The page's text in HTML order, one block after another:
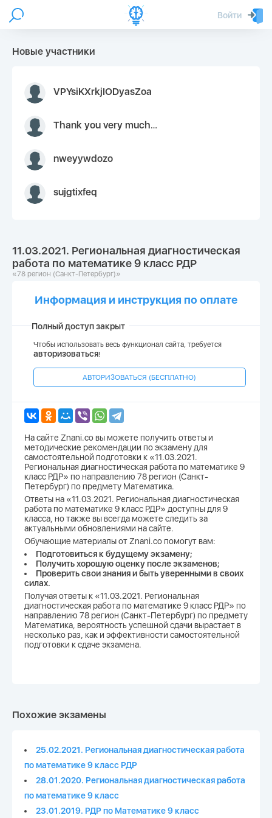
Войти
Новые участники
VPYsiKXrkjIODyasZoa
Thank you very much for your inquiry We appreciate you 9126052 https://youtube.com faceapple !
nweyywdozo
sujgtixfeq
11.03.2021. Региональная диагностическая
работа по математике 9 класс РДР
«78 регион (Санкт-Петербург)»
Информация и инструкция по оплате
Полный доступ закрыт
Чтобы использовать весь функционал сайта, требуется
авторизоваться!
АВТОРИЗОВАТЬСЯ (БЕСПЛАТНО)
На сайте Znani.co вы можете получить ответы и
методические рекомендации по экзамену для
самостоятельной подготовки к «11.03.2021.
Региональная диагностическая работа по математике 9
класс РДР» по направлению 78 регион (Санкт-
Петербург) по предмету Математика.
Ответы на «11.03.2021. Региональная диагностическая
работа по математике 9 класс РДР» доступны для 9
класса, но также вы всегда можете следить за
актуальными обновлениями на сайте.
Обучающие материалы от Znani.co помогут вам:
Подготовиться к будущему экзамену;
Получить хорошую оценку после экзаменов;
Проверить свои знания и быть уверенными в своих
силах.
Получая ответы к «11.03.2021. Региональная
диагностическая работа по математике 9 класс РДР» по
направлению 78 регион (Санкт-Петербург) по предмету
Математика, вероятность успешной сдачи вырастает в
несколько раз, как и эффективности самостоятельной
подготовки к сдаче экзамена.
Похожие экзамены
25.02.2021. Региональная диагностическая работа
по математике 9 класс РДР
28.01.2020. Региональная диагностическая работа
по математике 9 класс
23.01.2019. РДР по Математике 9 класс